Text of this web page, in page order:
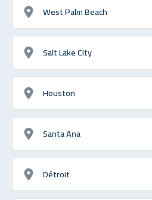
West Palm Beach
Salt Lake City
Houston
Santa Ana
Détroit